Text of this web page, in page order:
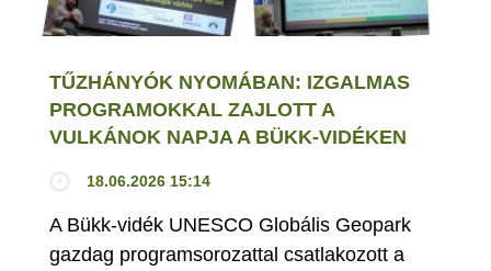
TŰZHÁNYÓK NYOMÁBAN: IZGALMAS
PROGRAMOKKAL ZAJLOTT A
VULKÁNOK NAPJA A BÜKK-VIDÉKEN
18.06.2026 15:14
A Bükk-vidék UNESCO Globális Geopark
gazdag programsorozattal csatlakozott a